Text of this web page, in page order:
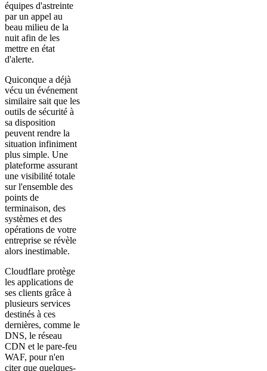
équipes d'astreinte
par un appel au
beau milieu de la
nuit afin de les
mettre en état
d'alerte.
Quiconque a déjà
vécu un événement
similaire sait que les
outils de sécurité à
sa disposition
peuvent rendre la
situation infiniment
plus simple. Une
plateforme assurant
une visibilité totale
sur l'ensemble des
points de
terminaison, des
systèmes et des
opérations de votre
entreprise se révèle
alors inestimable.
Cloudflare protège
les applications de
ses clients grâce à
plusieurs services
destinés à ces
dernières, comme le
DNS, le réseau
CDN et le pare-feu
WAF, pour n'en
citer que quelques-